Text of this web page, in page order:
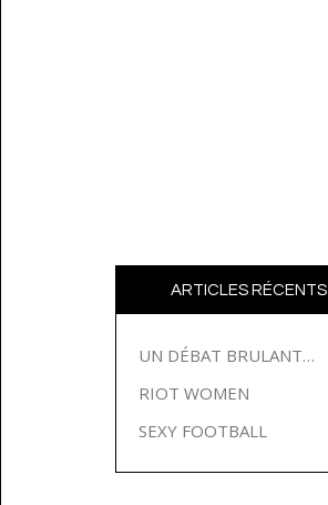
ARTICLES RÉCENTS
UN DÉBAT BRULANT…
RIOT WOMEN
SEXY FOOTBALL